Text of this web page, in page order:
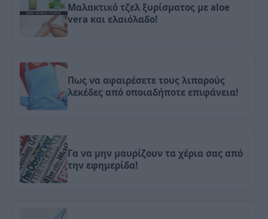
Μαλακτικό τζελ ξυρίσματος με aloe
vera και ελαιόλαδο!
Πως να αφαιρέσετε τους λιπαρούς
λεκέδες από οποιαδήποτε επιφάνεια!
Γα να μην μαυρίζουν τα χέρια σας από
την εφημερίδα!